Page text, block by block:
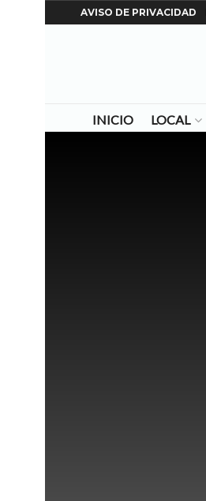
AVISO DE PRIVACIDAD
INICIO LOCAL